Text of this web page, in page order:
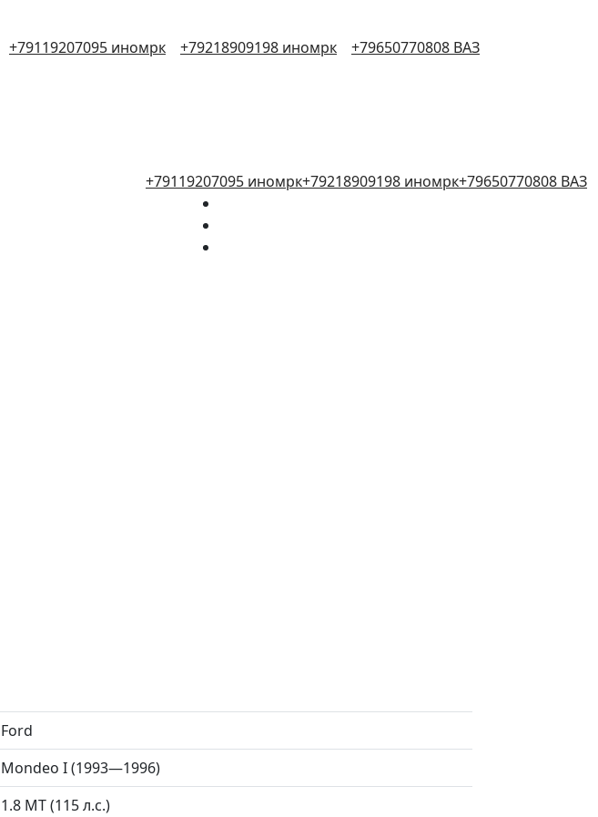
+79119207095 иномрк +79218909198 иномрк +79650770808 ВАЗ
+79119207095 иномрк+79218909198 иномрк+79650770808 ВАЗ
Ford
Mondeo I (1993—1996)
1.8 MT (115 л.с.)